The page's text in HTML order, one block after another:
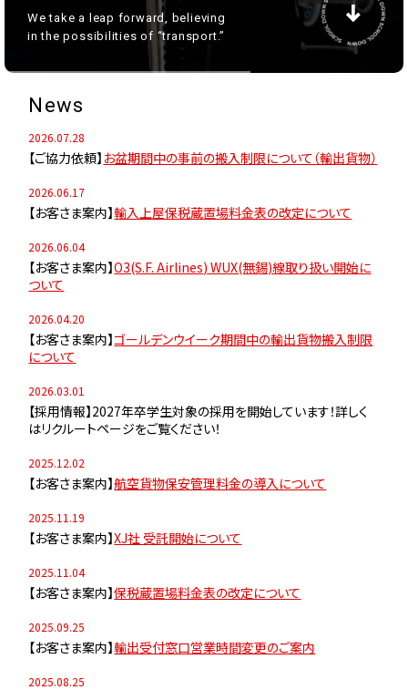
We take a leap forward, believing
in the possibilities of “transport.”
News
2026.07.28
【ご協力依頼】 お盆期間中の事前の搬入制限について（輸出貨物）
2026.06.17
【お客さま案内】輸入上屋保税蔵置場料金表の改定について
2026.06.04
【お客さま案内】O3(S.F. Airlines) WUX(無錫)線取り扱い開始に
ついて
2026.04.20
【お客さま案内】ゴールデンウイーク期間中の輸出貨物搬入制限
について
2026.03.01
【採用情報】2027年卒学生対象の採用を開始しています！詳しく
はリクルートページをご覧ください！
2025.12.02
【お客さま案内】航空貨物保安管理料金の導入について
2025.11.19
【お客さま案内】XJ社 受託開始について
2025.11.04
【お客さま案内】保税蔵置場料金表の改定について
2025.09.25
【お客さま案内】輸出受付窓口営業時間変更のご案内
2025.08.25